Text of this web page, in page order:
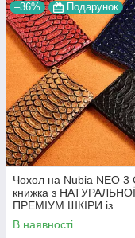
–36% Подарунок
Чохол на Nubia NEO 3
книжка з НАТУРАЛЬНОЇ
ПРЕМІУМ ШКІРИ із
підставкою
магнітний "PYTHON"
В наявності